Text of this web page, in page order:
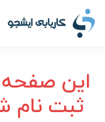
این صفحه
ثبت نام